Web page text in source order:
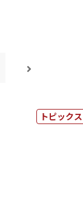
トピックス